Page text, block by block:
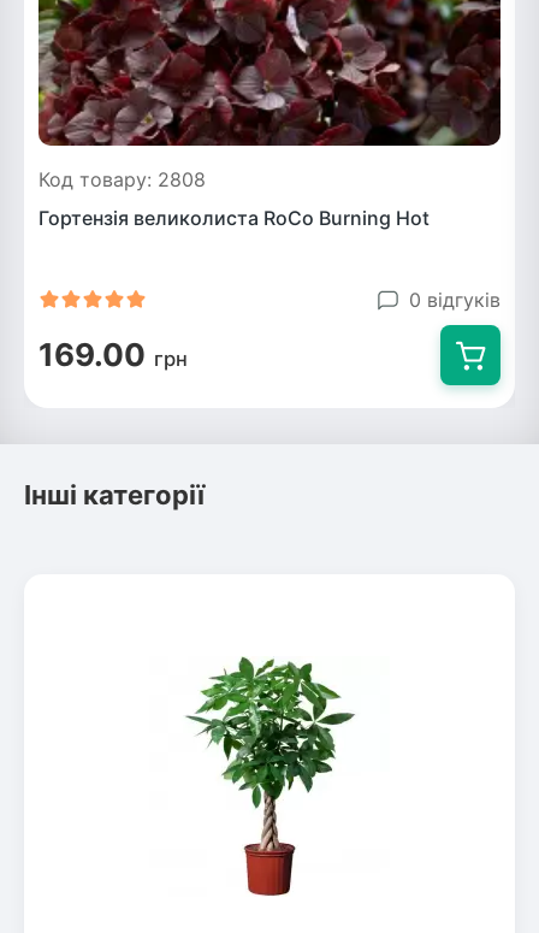
Код товару: 2808
Гортензія великолиста RoCo Burning Hot
0 відгуків
169.00 грн
Інші категорії